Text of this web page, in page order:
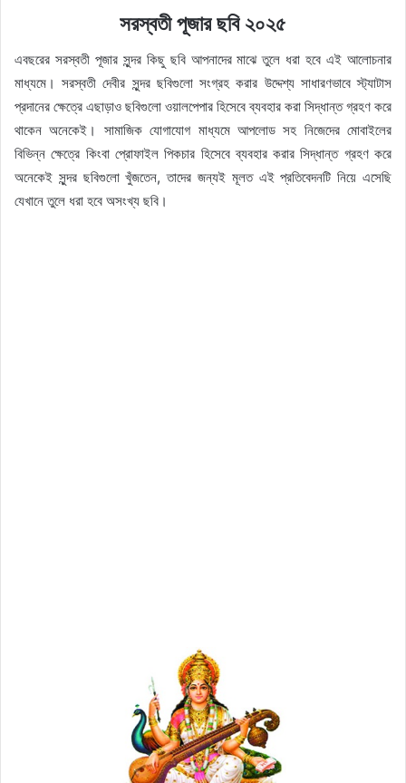
সরস্বতী পূজার ছবি ২০২৫
এবছরের সরস্বতী পূজার সুন্দর কিছু ছবি আপনাদের মাঝে তুলে ধরা হবে এই আলোচনার
মাধ্যমে। সরস্বতী দেবীর সুন্দর ছবিগুলো সংগ্রহ করার উদ্দেশ্য সাধারণভাবে স্ট্যাটাস
প্রদানের ক্ষেত্রে এছাড়াও ছবিগুলো ওয়ালপেপার হিসেবে ব্যবহার করা সিদ্ধান্ত গ্রহণ করে
থাকেন অনেকেই। সামাজিক যোগাযোগ মাধ্যমে আপলোড সহ নিজেদের মোবাইলের
বিভিন্ন ক্ষেত্রে কিংবা প্রোফাইল পিকচার হিসেবে ব্যবহার করার সিদ্ধান্ত গ্রহণ করে
অনেকেই সুন্দর ছবিগুলো খুঁজতেন, তাদের জন্যই মূলত এই প্রতিবেদনটি নিয়ে এসেছি
যেখানে তুলে ধরা হবে অসংখ্য ছবি।